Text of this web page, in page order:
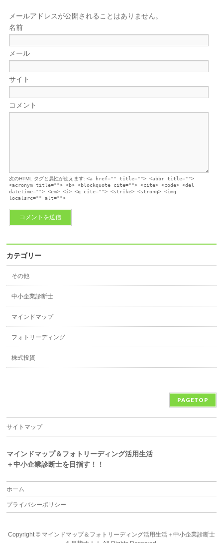
メールアドレスが公開されることはありません。
名前
メール
サイト
コメント
次のHTML タグと属性が使えます:<a href="" title=""> <abbr title="">
<acronym title=""> <b> <blockquote cite=""> <cite> <code> <del
datetime=""> <em> <i> <q cite=""> <strike> <strong> <img
localsrc="" alt="">
カテゴリー
その他
中小企業診断士
マインドマップ
フォトリーディング
株式投資
PAGETOP
サイトマップ
マインドマップ＆フォトリーディング活用生活
＋中小企業診断士を目指す！！
ホーム
プライバシーポリシー
Copyright © マインドマップ＆フォトリーディング活用生活＋中小企業診断士